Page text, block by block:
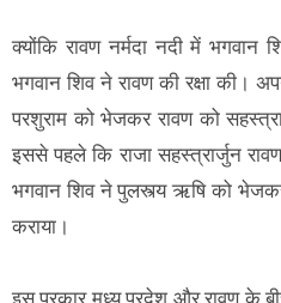
क्योंकि रावण नर्मदा नदी में भगवान
भगवान शिव ने रावण की रक्षा की।
परशुराम को भेजकर रावण को
इससे पहले कि राजा सहस्त्रार्जुन
भगवान शिव ने पुलस्त्य ऋषि को
कराया।